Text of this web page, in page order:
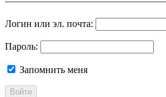
Логин или эл. почта:
Пароль:
Запомнить меня
Войти